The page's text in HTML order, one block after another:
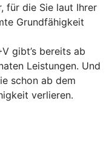
für die Sie laut Ihrer
Grundfähigkeit
gibt’s bereits ab
Leistungen. Und
schon ab dem
verlieren.